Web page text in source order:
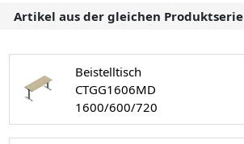
Artikel aus der gleichen Produktserie
Beistelltisch
CTGG1606MD
1600/600/720